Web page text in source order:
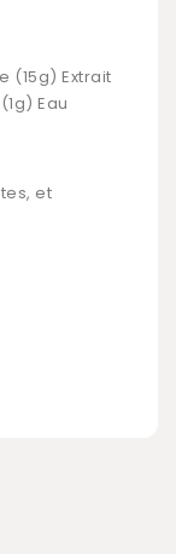
(15g) Extrait
Eau
et